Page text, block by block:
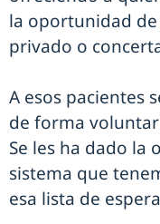
la oportunidad
privado o
A esos pacientes
de forma
Se les ha dado la
sistema que
esa lista de